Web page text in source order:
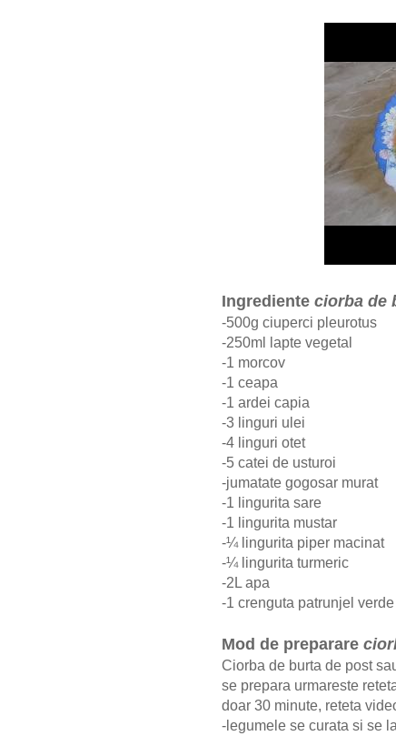
Ingrediente ciorba de
-500g ciuperci pleurotus
-250ml lapte vegetal
-1 morcov
-1 ceapa
-1 ardei capia
-3 linguri ulei
-4 linguri otet
-5 catei de usturoi
-jumatate gogosar murat
-1 lingurita sare
-1 lingurita mustar
-¼ lingurita piper macinat
-¼lingurita turmeric
-2L apa
-1 crenguta patrunjel verde
Mod de preparare
Ciorba de burta de post
se prepara urmareste
doar 30 minute, reteta
-legumele se curata si se